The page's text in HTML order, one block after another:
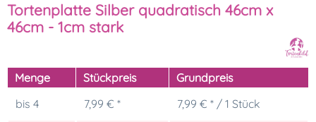
Tortenplatte Silber quadratisch 46cm x
46cm - 1cm stark
Menge Stückpreis
Grundpreis
bis 4 7,99 € * 7,99 € * / 1 Stück